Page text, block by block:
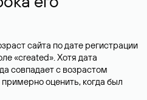
сайта по дате регистрации
«created». Хотя дата
совпадает с возрастом
оценить, когда был